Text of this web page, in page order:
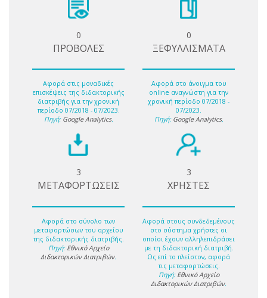
0
ΠΡΟΒΟΛΕΣ
Αφορά στις μοναδικές
επισκέψεις της διδακτορικής
διατριβής για την χρονική
περίοδο 07/2018 - 07/2023.
Πηγή: Google Analytics.
0
ΞΕΦΥΛΛΙΣΜΑΤΑ
Αφορά στο άνοιγμα του
online αναγνώστη για την
χρονική περίοδο 07/2018 -
07/2023.
Πηγή: Google Analytics.
3
ΜΕΤΑΦΟΡΤΩΣΕΙΣ
Αφορά στο σύνολο των
μεταφορτώσων του αρχείου
της διδακτορικής διατριβής.
Πηγή: Εθνικό Αρχείο
Διδακτορικών Διατριβών.
3
ΧΡΗΣΤΕΣ
Αφορά στους συνδεδεμένους
στο σύστημα χρήστες οι
οποίοι έχουν αλληλεπιδράσει
με τη διδακτορική διατριβή.
Ως επί το πλείστον, αφορά
τις μεταφορτώσεις.
Πηγή: Εθνικό Αρχείο
Διδακτορικών Διατριβών.